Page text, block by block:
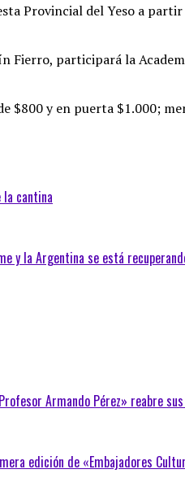
Provincial del Yeso a
Fierro, participará la
$800 y en puerta $1.000;
la cantina
y la Argentina se está
Armando Pérez» reabre
edición de «Embajadores